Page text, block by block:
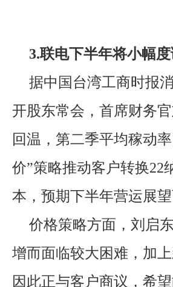
3.联电下半年将小幅
据中国台湾工商时报
开股东常会，首席财务
回温，第二季平均稼动
价”策略推动客户转换22
本，预期下半年营运展
价格策略方面，刘启
增而面临较大困难，加
因此正与客户商议，希